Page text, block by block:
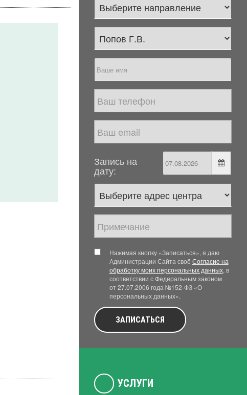
Запись на
дату:
Нажимая кнопку «Записаться», я даю
Администрации Сайта своё Согласие на
обработку моих персональных данных, в
соответствии с Федеральным законом
от 27.07.2006 года №152-ФЗ «О
персональных данных».
ЗАПИСАТЬСЯ
УСЛУГИ